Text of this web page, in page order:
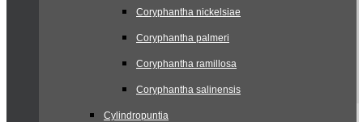
Coryphantha nickelsiae
Coryphantha palmeri
Coryphantha ramillosa
Coryphantha salinensis
Cylindropuntia